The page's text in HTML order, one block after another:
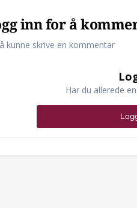
inn for å
kunne skrive en kommentar
Har du allerede